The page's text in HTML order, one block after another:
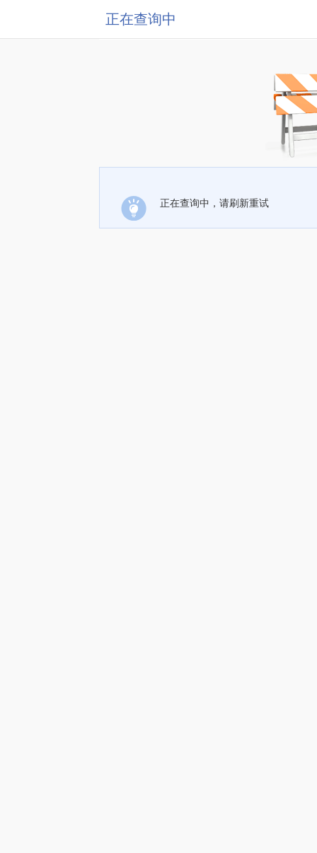
正在查询中
正在查询中，请刷新重试